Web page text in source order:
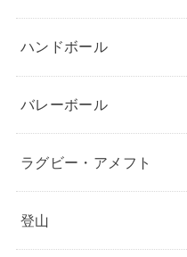
ハンドボール
バレーボール
ラグビー・アメフト
登山